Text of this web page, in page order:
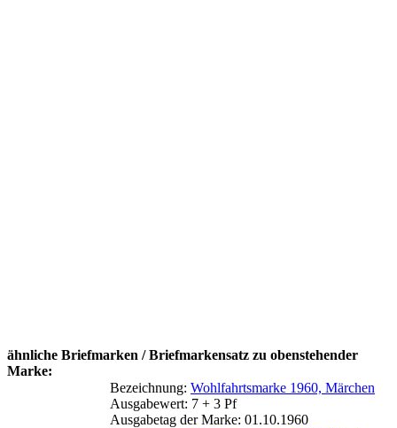
ähnliche Briefmarken / Briefmarkensatz zu obenstehender
Marke:
Bezeichnung: Wohlfahrtsmarke 1960, Märchen
Ausgabewert: 7 + 3 Pf
Ausgabetag der Marke: 01.10.1960